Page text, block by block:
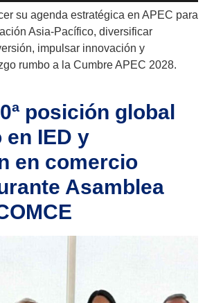
su agenda estratégica en APEC para
Asia-Pacífico, diversificar
impulsar innovación y
rumbo a la Cumbre APEC 2028.
posición global
en IED y
en comercio
Asamblea